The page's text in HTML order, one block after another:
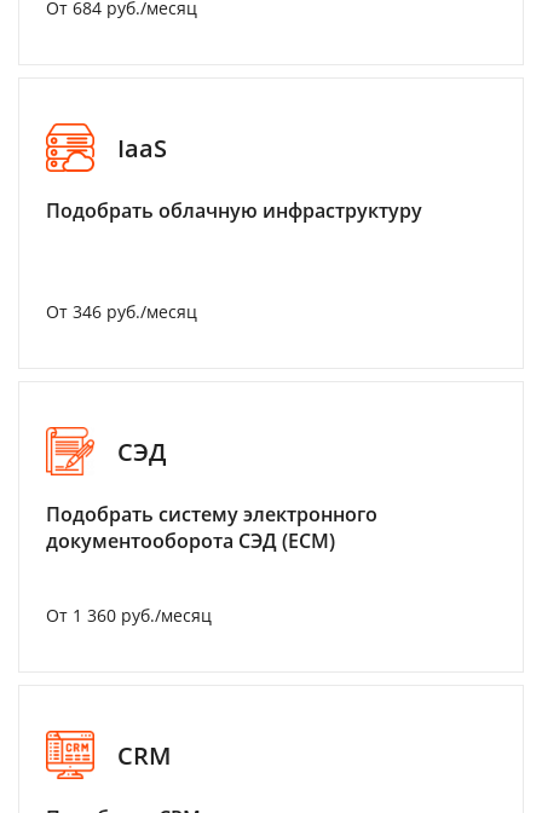
От 684 руб./месяц
IaaS
Подобрать облачную инфраструктуру
От 346 руб./месяц
СЭД
Подобрать систему электронного
документооборота СЭД (ECM)
От 1 360 руб./месяц
CRM